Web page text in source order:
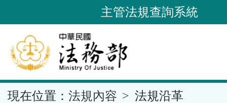
到
要
內
容
區
主管法規查詢系統
現在位置： 法規內容 法規沿革